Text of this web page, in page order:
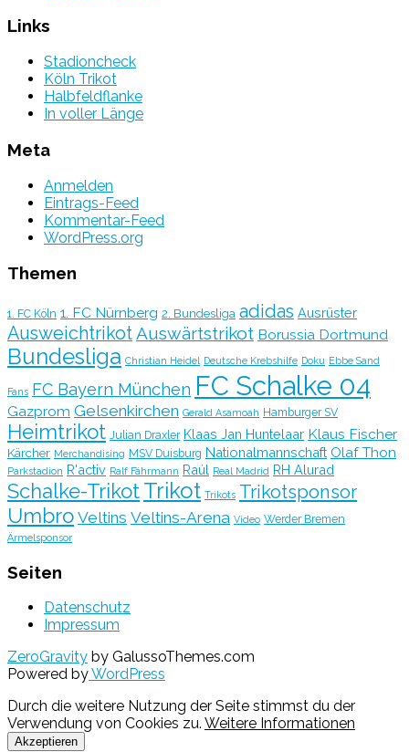
Links
Stadioncheck
Köln Trikot
Halbfeldflanke
In voller Länge
Meta
Anmelden
Eintrags-Feed
Kommentar-Feed
WordPress.org
Themen
1. FC Köln 1. FC Nürnberg 2. Bundesliga adidas Ausrüster
AusweichtrikotAuswärtstrikot Borussia Dortmund
Bundesliga Christian Heidel Deutsche Krebshilfe Doku Ebbe Sand
Fans FC Bayern München FC Schalke 04
Gazprom Gelsenkirchen Gerald Asamoah Hamburger SV
Heimtrikot Julian Draxler Klaas Jan Huntelaar Klaus Fischer
Kärcher Merchandising MSV Duisburg Nationalmannschaft Olaf Thon
Parkstadion R'activ Ralf Fährmann Raúl Real Madrid RH Alurad
Schalke-TrikotTrikot Trikots Trikotsponsor
Umbro Veltins Veltins-Arena Video Werder Bremen
Ärmelsponsor
Seiten
Datenschutz
Impressum
ZeroGravity by GalussoThemes.com
Powered byWordPress
Durch die weitere Nutzung der Seite stimmst du der
Verwendung von Cookies zu. Weitere Informationen
Akzeptieren